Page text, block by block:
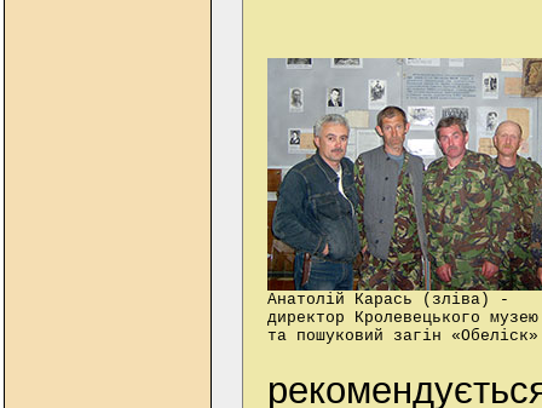
Анатолій Карась (зліва) -
директор Кролевецького музею
та пошуковий загін